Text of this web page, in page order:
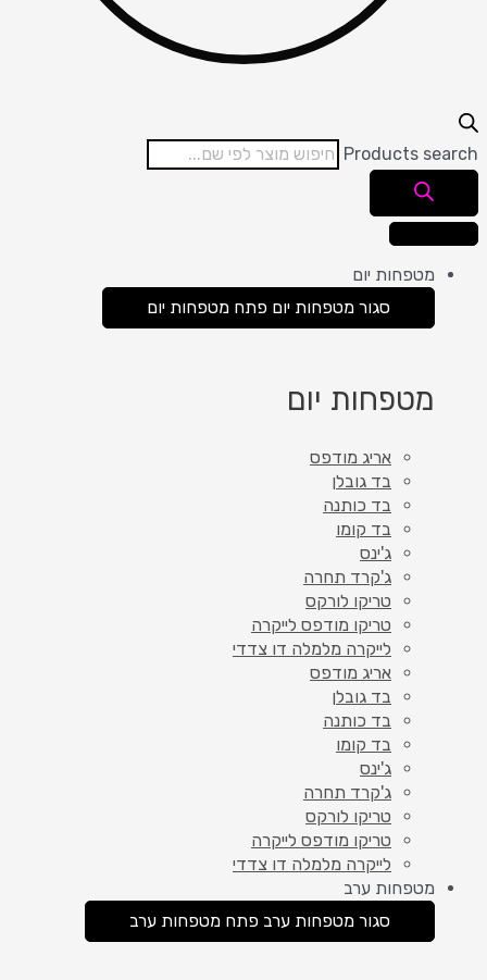
Products search
מטפחות יום
סגור מטפחות יום פתח מטפחות יום
מטפחות יום
אריג מודפס
בד גובלן
בד כותנה
בד קומו
ג'ינס
ג'קרד תחרה
טריקו לורקס
טריקו מודפס לייקרה
לייקרה מלמלה דו צדדי
אריג מודפס
בד גובלן
בד כותנה
בד קומו
ג'ינס
ג'קרד תחרה
טריקו לורקס
טריקו מודפס לייקרה
לייקרה מלמלה דו צדדי
מטפחות ערב
סגור מטפחות ערב פתח מטפחות ערב